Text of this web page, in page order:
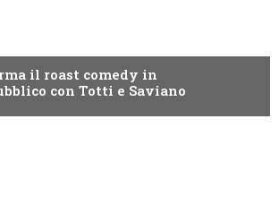
il roast comedy in
con Totti e Saviano